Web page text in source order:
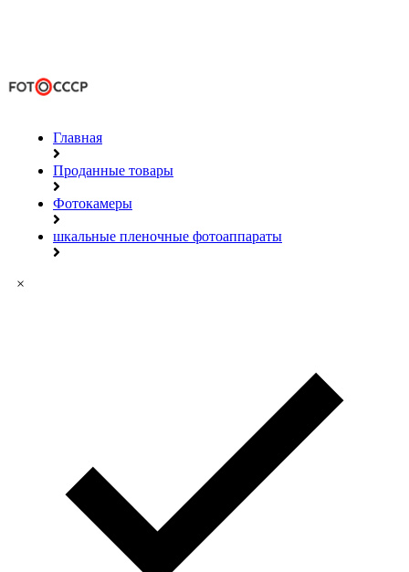
Главная
Проданные товары
Фотокамеры
шкальные пленочные фотоаппараты
×